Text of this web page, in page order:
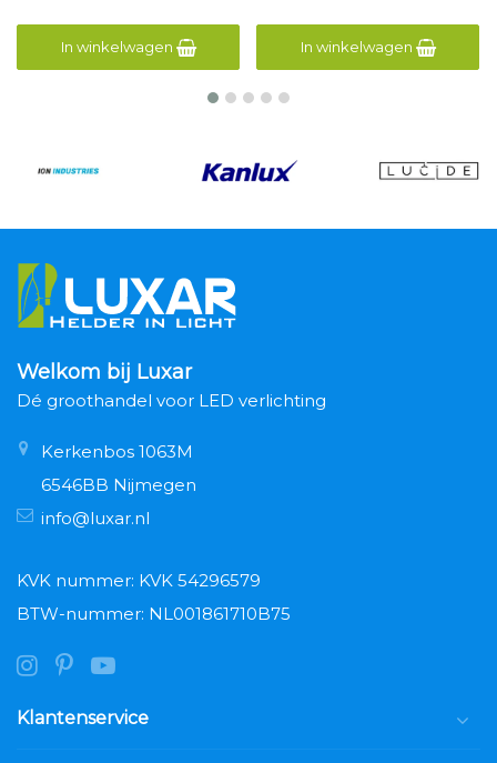
In winkelwagen In winkelwagen
Welkom bij Luxar
Dé groothandel voor LED verlichting
Kerkenbos 1063M
6546BB Nijmegen
info@luxar.nl
KVK nummer: KVK 54296579
BTW-nummer: NL001861710B75
Klantenservice